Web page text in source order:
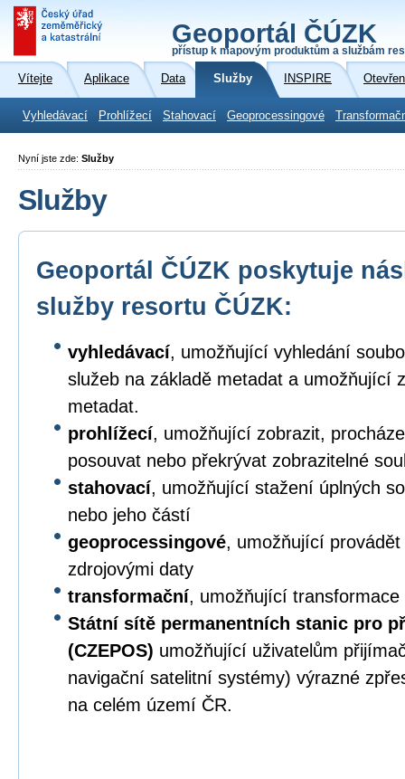
Geoportál ČÚZK
přístup k mapovým produktům a službám
Vítejte Aplikace Data Služby INSPIRE
Vyhledávací Prohlížecí Stahovací Geoprocessingové
Nyní jste zde: Služby
Služby
Geoportál ČÚZK poskytuje
služby resortu ČÚZK:
vyhledávací, umožňující vyhledání
služeb na základě metadat a umožňující
metadat.
prohlížecí, umožňující zobrazit,
posouvat nebo překrývat zobrazitelné
stahovací, umožňující stažení úplných
nebo jeho částí
geoprocessingové, umožňující
zdrojovými daty
transformační, umožňující transformace
Státní sítě permanentních stanic pro
(CZEPOS) umožňující uživatelům
navigační satelitní systémy) výrazné
na celém území ČR.